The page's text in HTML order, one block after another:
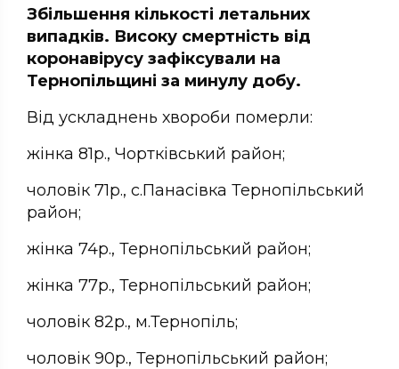
Збільшення кількості летальних
випадків. Високу смертність від
коронавірусу зафіксували на
Тернопільщині за минулу добу.
Від ускладнень хвороби померли:
жінка 81р., Чортківський район;
чоловік 71р., с.Панасівка Тернопільський
район;
жінка 74р., Тернопільський район;
жінка 77р., Тернопільський район;
чоловік 82р., м.Тернопіль;
чоловік 90р., Тернопільський район;